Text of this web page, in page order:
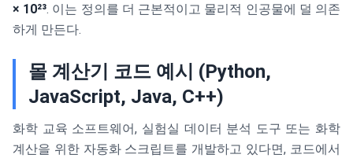
× 10²³. 이는 정의를 더 근본적이고 물리적 인공물에 덜 의존
하게 만든다.
몰 계산기 코드 예시 (Python,
JavaScript, Java, C++)
화학 교육 소프트웨어, 실험실 데이터 분석 도구 또는 화학
계산을 위한 자동화 스크립트를 개발하고 있다면, 코드에서